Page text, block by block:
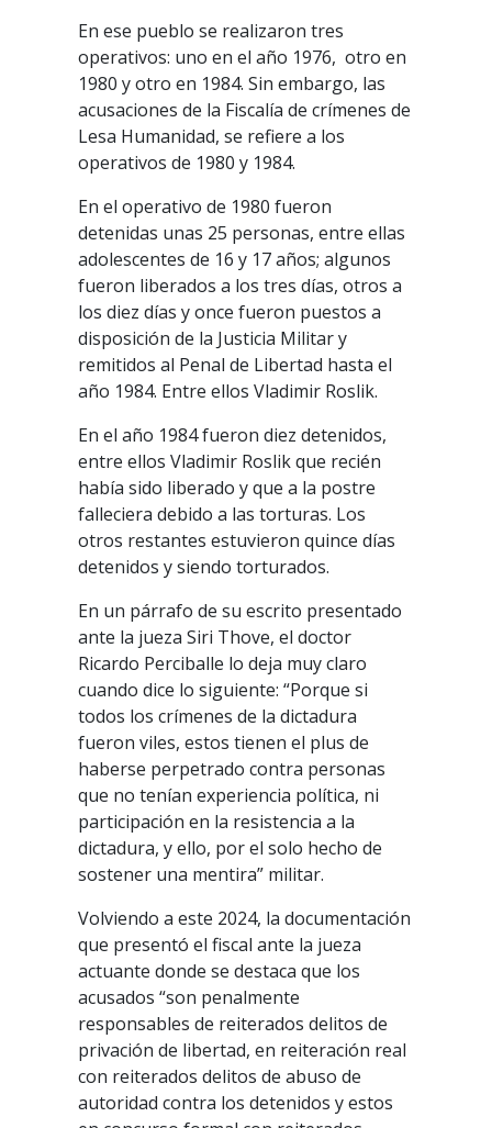
En ese pueblo se realizaron tres
operativos: uno en el año 1976, otro en
1980 y otro en 1984. Sin embargo, las
acusaciones de la Fiscalía de crímenes de
Lesa Humanidad, se refiere a los
operativos de 1980 y 1984.
En el operativo de 1980 fueron
detenidas unas 25 personas, entre ellas
adolescentes de 16 y 17 años; algunos
fueron liberados a los tres días, otros a
los diez días y once fueron puestos a
disposición de la Justicia Militar y
remitidos al Penal de Libertad hasta el
año 1984. Entre ellos Vladimir Roslik.
En el año 1984 fueron diez detenidos,
entre ellos Vladimir Roslik que recién
había sido liberado y que a la postre
falleciera debido a las torturas. Los
otros restantes estuvieron quince días
detenidos y siendo torturados.
En un párrafo de su escrito presentado
ante la jueza Siri Thove, el doctor
Ricardo Perciballe lo deja muy claro
cuando dice lo siguiente: “Porque si
todos los crímenes de la dictadura
fueron viles, estos tienen el plus de
haberse perpetrado contra personas
que no tenían experiencia política, ni
participación en la resistencia a la
dictadura, y ello, por el solo hecho de
sostener una mentira” militar.
Volviendo a este 2024, la documentación
que presentó el fiscal ante la jueza
actuante donde se destaca que los
acusados “son penalmente
responsables de reiterados delitos de
privación de libertad, en reiteración real
con reiterados delitos de abuso de
autoridad contra los detenidos y estos